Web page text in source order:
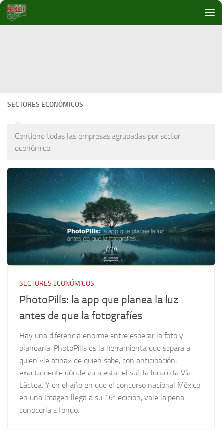
Debajo del contenido
SECTORES ECONÓMICOS
Contiene todas las empresas agrupadas por sector
económico.
SECTORES ECONÓMICOS
PhotoPills: la app que planea la luz
antes de que la fotografíes
Hay una diferencia enorme entre esperar la foto y
planearla. PhotoPills es la herramienta que separa a
quien «le atina» de quien sabe, con anticipación,
exactamente dónde va a estar el sol, la luna o la Vía
Láctea. Y en el año en que el concurso nacional México
en una Imagen llega a su 16ª edición, vale la pena
conocerla a fondo.